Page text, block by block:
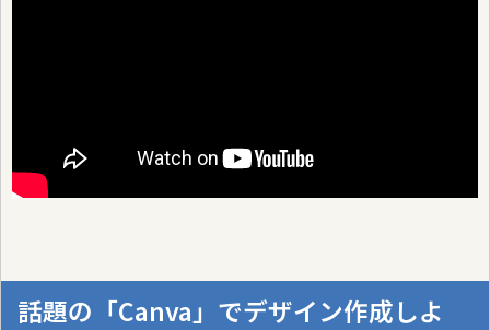
話題の「Canva」でデザイン作成しよ